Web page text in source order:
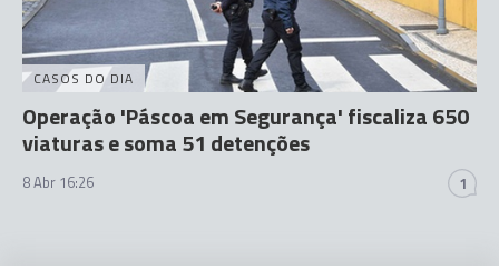
CASOS DO DIA
Operação 'Páscoa em Segurança' fiscaliza 650
viaturas e soma 51 detenções
8 Abr 16:26 1